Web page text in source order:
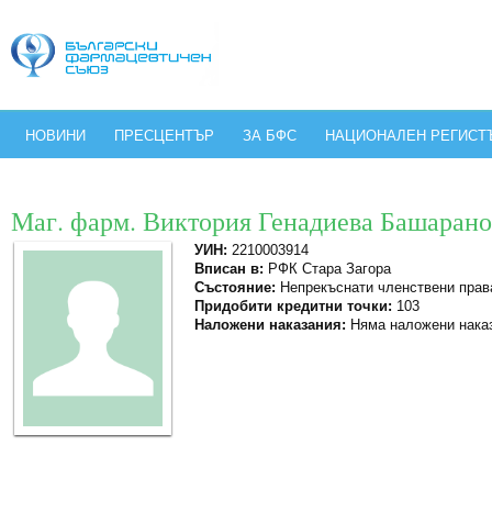
НОВИНИ ПРЕСЦЕНТЪР ЗА БФС НАЦИОНАЛЕН
Маг. фарм. Виктория Генадиева
УИН: 2210003914
Вписан в: РФК Стара Загора
Състояние: Непрекъснати членствени
Придобити кредитни точки: 103
Наложени наказания: Няма наложени